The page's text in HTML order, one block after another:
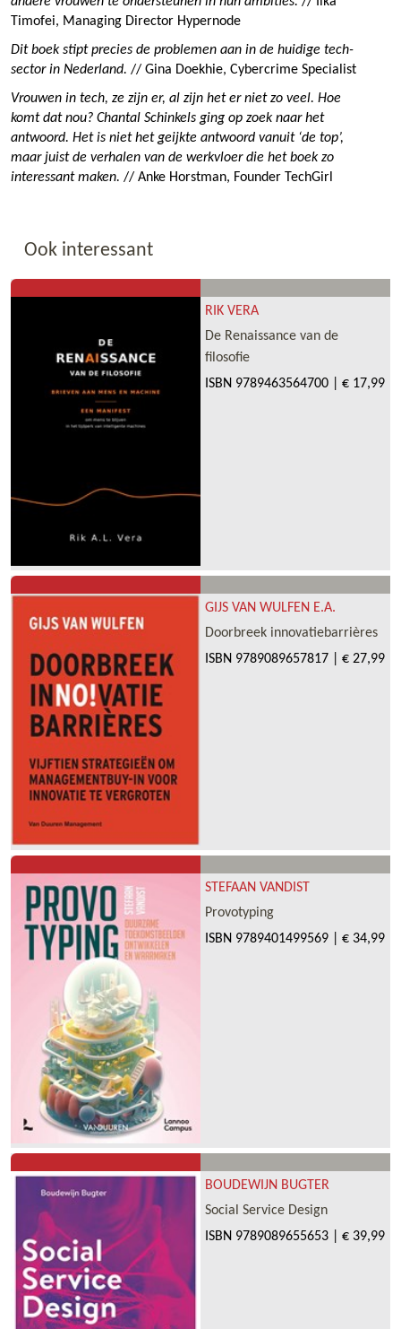
Timofei, Managing Director Hypernode
Dit boek stipt precies de problemen aan in de huidige tech-
sector in Nederland. // Gina Doekhie, Cybercrime Specialist
Vrouwen in tech, ze zijn er, al zijn het er niet zo veel. Hoe
komt dat nou? Chantal Schinkels ging op zoek naar het
antwoord. Het is niet het geijkte antwoord vanuit ‘de top’,
maar juist de verhalen van de werkvloer die het boek zo
interessant maken. // Anke Horstman, Founder TechGirl
Ook interessant
RIK VERA
De Renaissance van de
filosofie
ISBN 9789463564700 € 17,99
GIJS VAN WULFEN E.A.
Doorbreek innovatiebarrières
ISBN 9789089657817 € 27,99
STEFAAN VANDIST
Provotyping
ISBN 9789401499569 € 34,99
BOUDEWIJN BUGTER
Social Service Design
ISBN 9789089655653 € 39,99